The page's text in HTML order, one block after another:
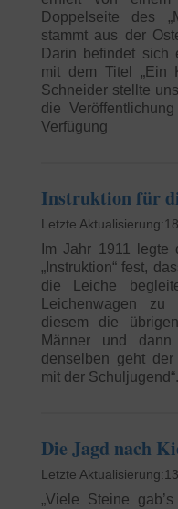
Doppelseite des
stammt aus der
Darin befindet sich
mit dem Titel „Ein
Schneider stellte
die
Verfügung
Instruktion für
Im Jahr 1911
„Instruktion“ fest,
die Leiche
Leichenwagen
diesem die
Männer und
denselben geht
mit der Schuljugend“.
Die Jagd nach
„Viele Steine